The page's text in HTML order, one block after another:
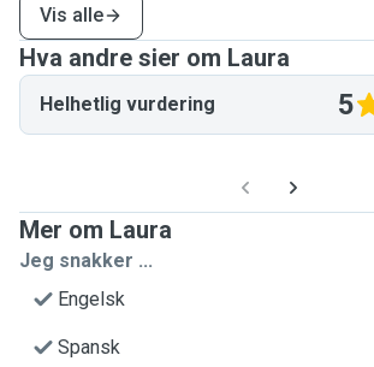
Vis alle
Hva andre sier om Laura
Helhetlig vurdering 5
Mer om Laura
Jeg snakker ...
Engelsk
Spansk